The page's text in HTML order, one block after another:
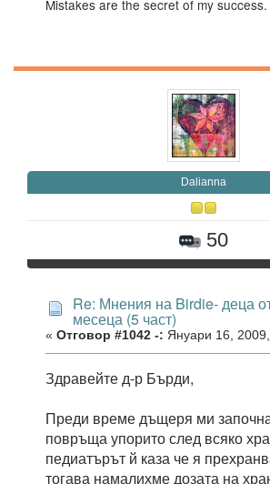
Mistakes are the secret of my success.
Daliаnna
50
Re: Мнения на Birdie- деца
месеца (5 част)
« Отговор #1042 -: Януари 16,
Здравейте д-р Бърди,
Преди време дъщеря ми
повръща упорито след всяко
педиатърът й каза че я
тогава намалихме дозата на